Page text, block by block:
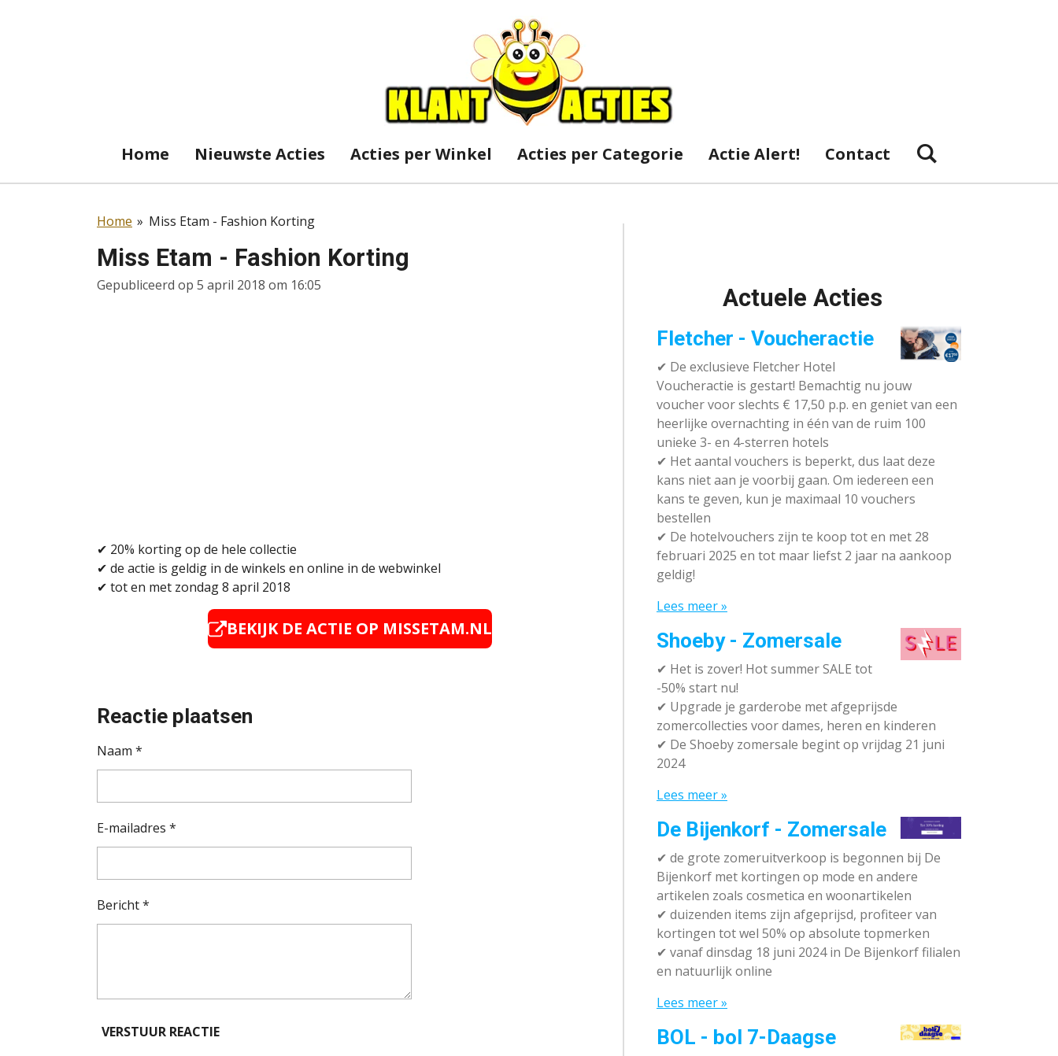
Home Nieuwste Acties Acties per Winkel Acties per Categorie Actie Alert! Contact
Home » Miss Etam - Fashion Korting
Miss Etam - Fashion Korting
Gepubliceerd op 5 april 2018 om 16:05
✔ 20% korting op de hele collectie
✔ de actie is geldig in de winkels en online in de webwinkel
✔ tot en met zondag 8 april 2018
BEKIJK DE ACTIE OP MISSETAM.NL
Reactie plaatsen
Naam *
E-mailadres *
Bericht *
VERSTUUR REACTIE
Actuele Acties
Fletcher - Voucheractie
✔ De exclusieve Fletcher Hotel
Voucheractie is gestart! Bemachtig nu jouw
voucher voor slechts € 17,50 p.p. en geniet van een
heerlijke overnachting in één van de ruim 100
unieke 3- en 4-sterren hotels
✔ Het aantal vouchers is beperkt, dus laat deze
kans niet aan je voorbij gaan. Om iedereen een
kans te geven, kun je maximaal 10 vouchers
bestellen
✔ De hotelvouchers zijn te koop tot en met 28
februari 2025 en tot maar liefst 2 jaar na aankoop
geldig!
Lees meer »
Shoeby - Zomersale
✔ Het is zover! Hot summer SALE tot
-50% start nu!
✔ Upgrade je garderobe met afgeprijsde
zomercollecties voor dames, heren en kinderen
✔ De Shoeby zomersale begint op vrijdag 21 juni
2024
Lees meer »
De Bijenkorf - Zomersale
✔ de grote zomeruitverkoop is begonnen bij De
Bijenkorf met kortingen op mode en andere
artikelen zoals cosmetica en woonartikelen
✔ duizenden items zijn afgeprijsd, profiteer van
kortingen tot wel 50% op absolute topmerken
✔ vanaf dinsdag 18 juni 2024 in De Bijenkorf filialen
en natuurlijk online
Lees meer »
BOL - bol 7-Daagse